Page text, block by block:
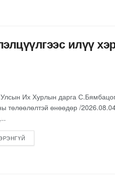
илүү
Их Хурлын дарга
төлөөлөлтэй өнөөдөр /